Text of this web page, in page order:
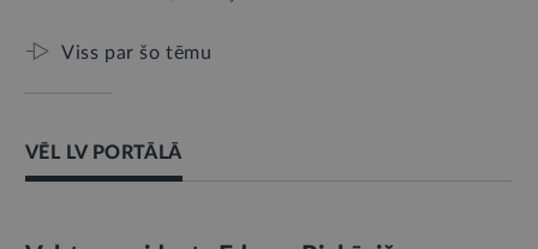
Viss par šo tēmu
VĒL LV PORTĀLĀ
AMATPERSONAS RUNA